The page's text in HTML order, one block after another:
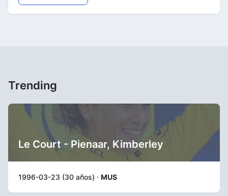
Trending
Le Court - Pienaar, Kimberley
1996-03-23 (30 años) · MUS